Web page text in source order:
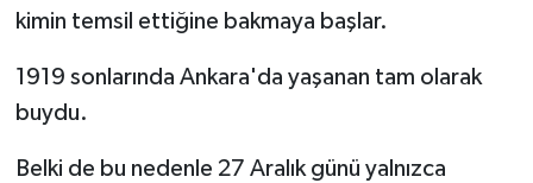
kimin temsil ettiğine bakmaya başlar.
1919 sonlarında Ankara'da yaşanan tam olarak
buydu.
Belki de bu nedenle 27 Aralık günü yalnızca